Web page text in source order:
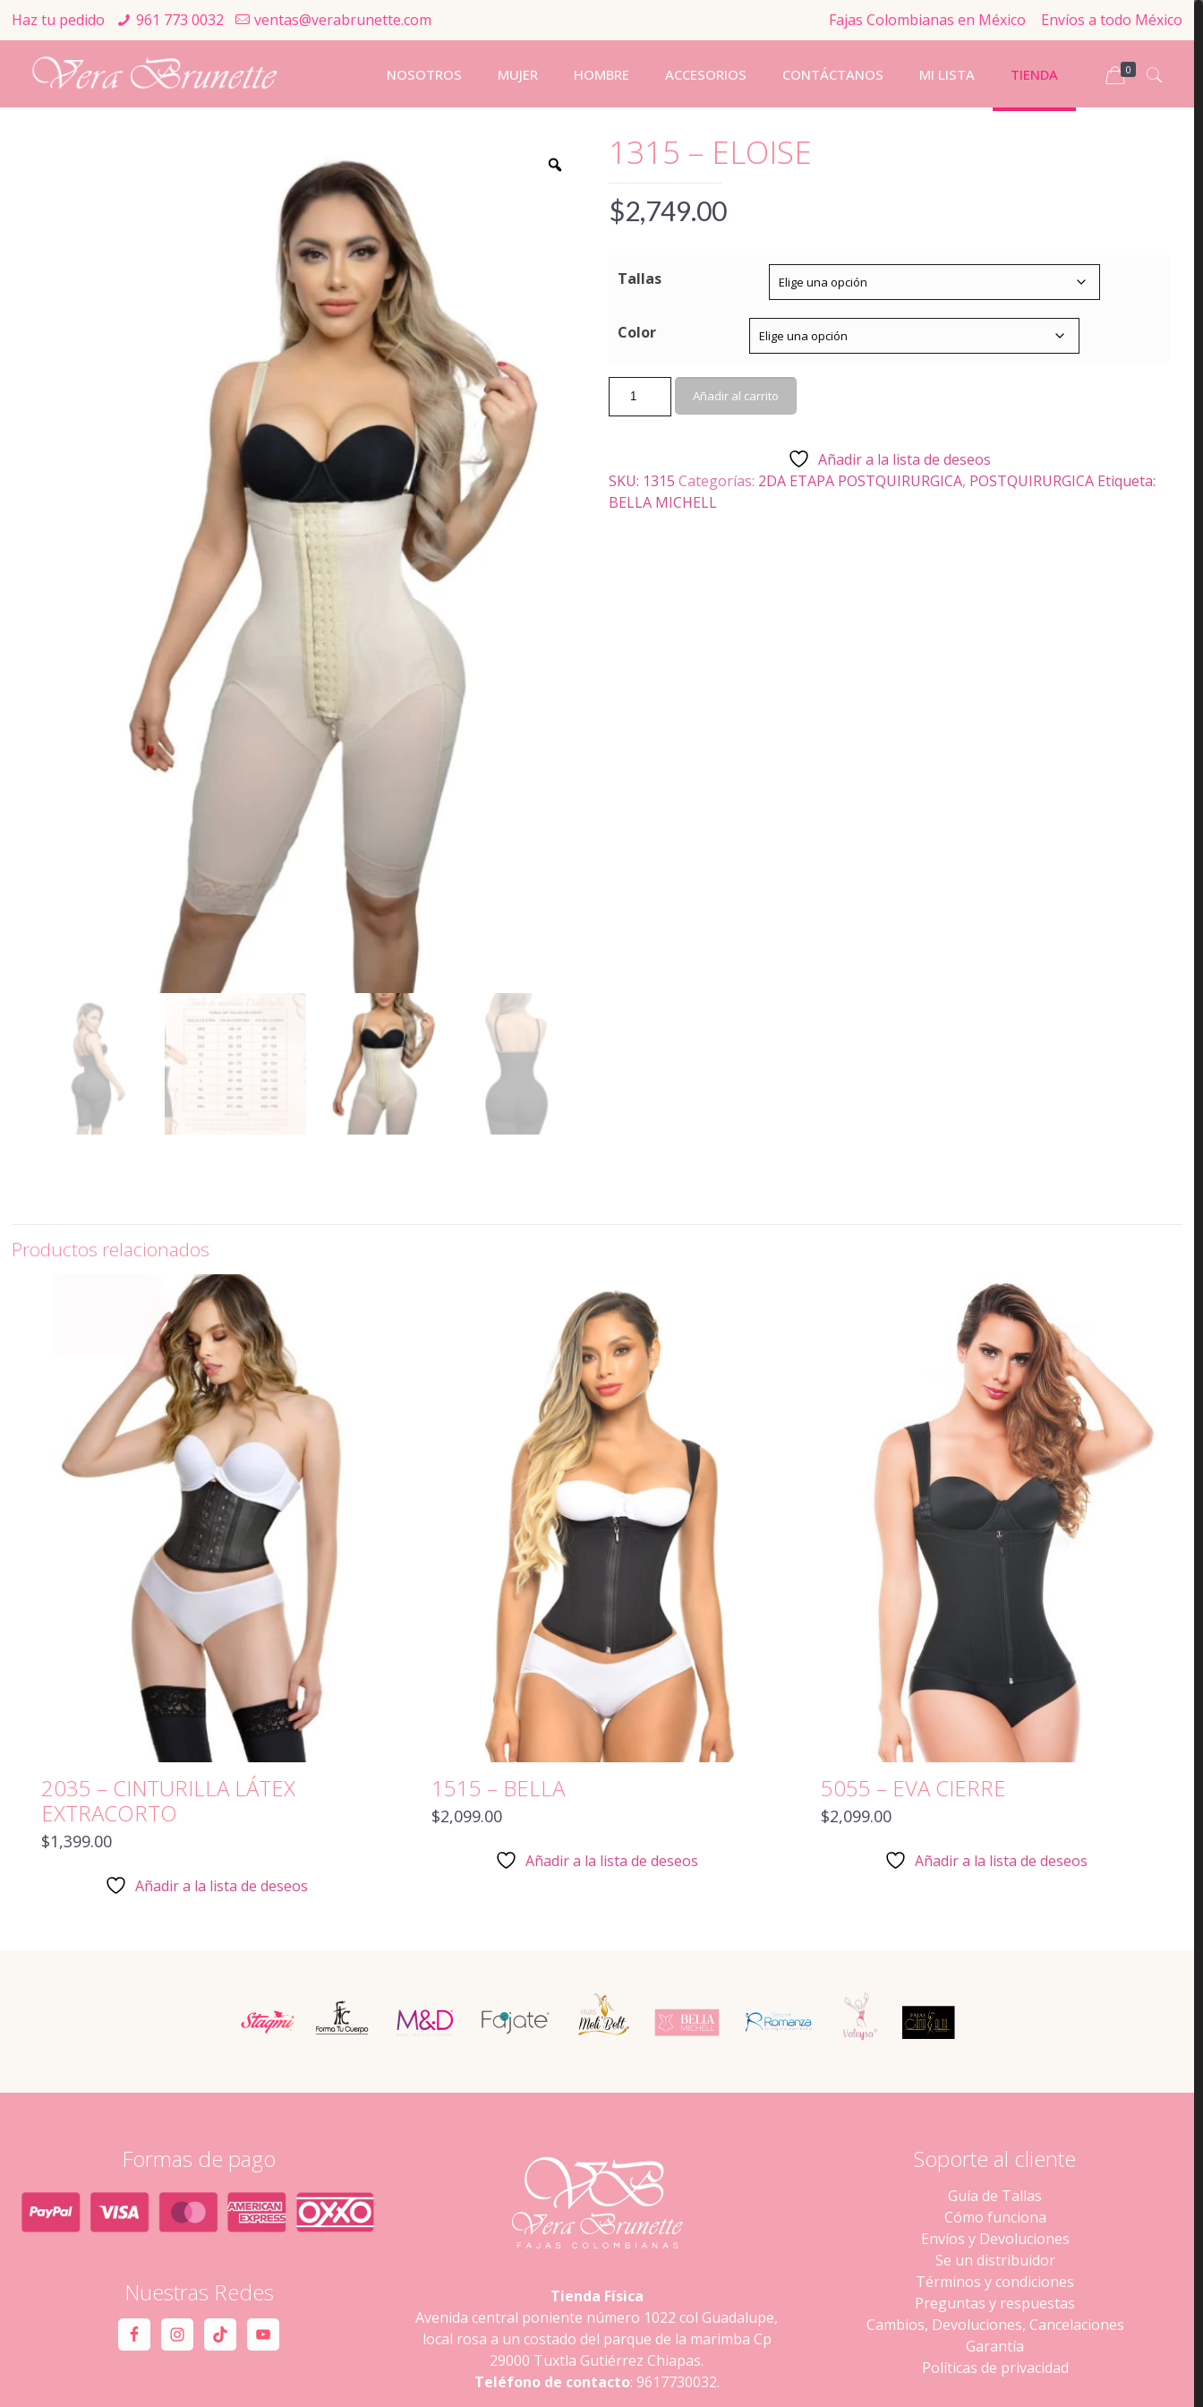
Haz tu pedido 961 773 0032 ventas@verabrunette.com Fajas Colombianas en México Envíos a todo México
NOSOTROS MUJER HOMBRE ACCESORIOS CONTÁCTANOS MI LISTA TIENDA 0
1315 – ELOISE
$2,749.00
Tallas
Color
1315
Añadir al carrito
Añadir a la lista de deseos
SKU: 1315 Categorías: 2DA ETAPA POSTQUIRURGICA, POSTQUIRURGICA Etiqueta:
BELLA MICHELL
Productos relacionados
2035 – CINTURILLA LÁTEX
EXTRACORTO
$1,399.00
Añadir a la lista de deseos
1515 – BELLA
$2,099.00
Añadir a la lista de deseos
5055 – EVA CIERRE
$2,099.00
Añadir a la lista de deseos
Formas de pago
Nuestras Redes
Tienda Física
Avenida central poniente número 1022 col Guadalupe,
local rosa a un costado del parque de la marimba Cp
29000 Tuxtla Gutiérrez Chiapas.
Teléfono de contacto: 9617730032.
Soporte al cliente
Guía de Tallas
Cómo funciona
Envíos y Devoluciones
Se un distribuidor
Términos y condiciones
Preguntas y respuestas
Cambios, Devoluciones, Cancelaciones
Garantía
Políticas de privacidad